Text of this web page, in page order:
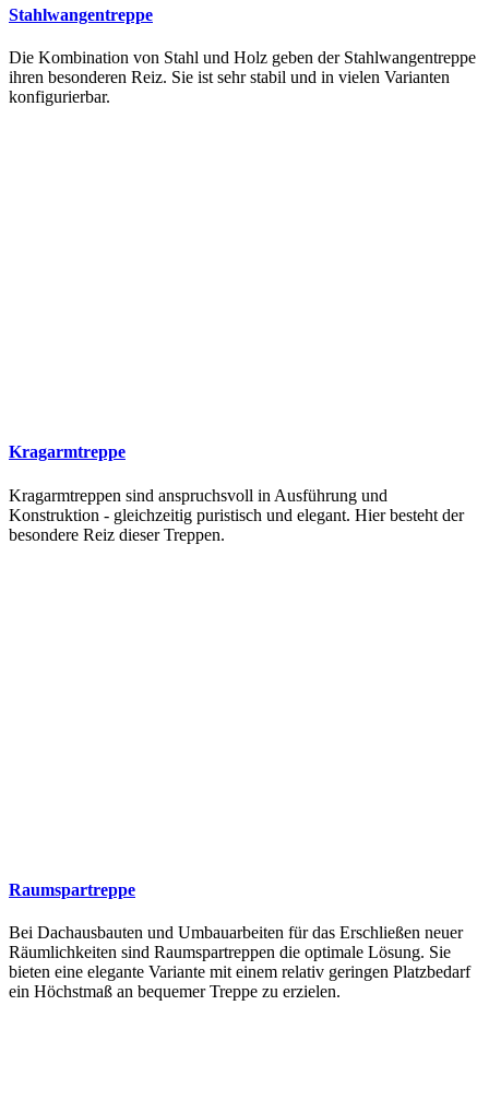
Stahlwangentreppe
Die Kombination von Stahl und Holz geben der Stahlwangentreppe
ihren besonderen Reiz. Sie ist sehr stabil und in vielen Varianten
konfigurierbar.
Kragarmtreppe
Kragarmtreppen sind anspruchsvoll in Ausführung und
Konstruktion - gleichzeitig puristisch und elegant. Hier besteht der
besondere Reiz dieser Treppen.
Raumspartreppe
Bei Dachausbauten und Umbauarbeiten für das Erschließen neuer
Räumlichkeiten sind Raumspartreppen die optimale Lösung. Sie
bieten eine elegante Variante mit einem relativ geringen Platzbedarf
ein Höchstmaß an bequemer Treppe zu erzielen.